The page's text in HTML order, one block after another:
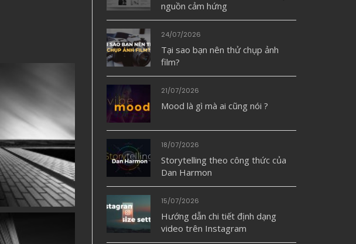
nguồn cảm hứng
24/07/2026
Tại sao bạn nên thử chụp ảnh
film?
21/07/2026
Mood là gì mà ai cũng nói ?
18/07/2026
Storytelling theo công thức của
Dan Harmon
15/07/2026
Hướng dẫn chi tiết định dạng
video trên Instagram